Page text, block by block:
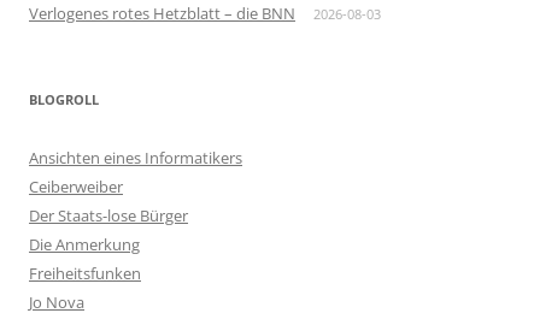
Verlogenes rotes Hetzblatt – die BNN 2026-08-03
BLOGROLL
Ansichten eines Informatikers
Ceiberweiber
Der Staats-lose Bürger
Die Anmerkung
Freiheitsfunken
Jo Nova